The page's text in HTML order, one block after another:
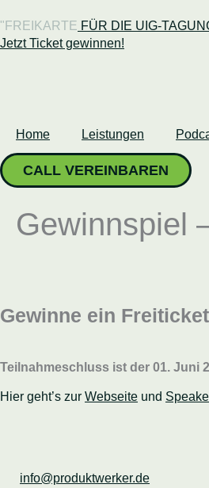
Inhalt
springen
"FREIKARTE FÜR DIE UIG-
Jetzt Ticket gewinnen!
Home Leistungen
CALL VEREINBAREN
Gewinnspiel
Gewinne ein
Teilnahmeschluss ist der 01. Juni
Hier geht’s zur Webseite und
info@produktwerker.de